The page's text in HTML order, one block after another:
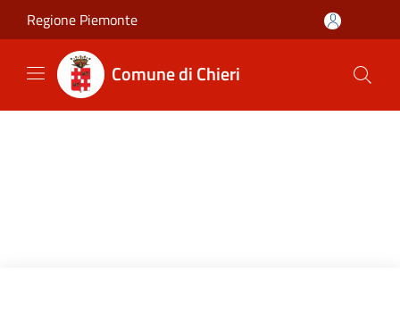
Salta al contenuto principale
Regione Piemonte
Comune di Chieri